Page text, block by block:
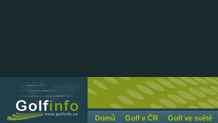
Domů Golf v ČR Golf ve světě